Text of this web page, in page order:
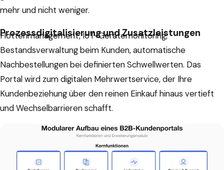
mehr und nicht weniger.
Prozessdigitalisierung und Zusatzleistungen
Flottenmanagement, IoT-Gerätemonitoring,
Bestandsverwaltung beim Kunden, automatische
Nachbestellungen bei definierten Schwellwerten. Das
Portal wird zum digitalen Mehrwertservice, der Ihre
Kundenbeziehung über den reinen Einkauf hinaus vertieft
und Wechselbarrieren schafft.